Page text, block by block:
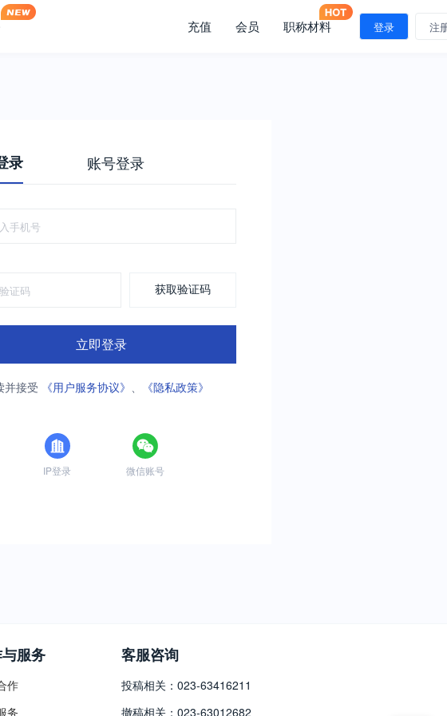
充值 会员 职称材料 登录 注
录 账号登录
获取验证码
立即登录
并接受 《用户服务协议》 、 《隐私政策》
IP登录 微信账号
服务
作
务
客服咨询
投稿相关：023-63416211
撤稿相关：023-63012682